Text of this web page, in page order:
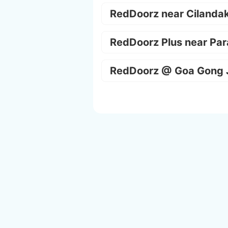
RedDoorz near
RedDoorz Plus near
RedDoorz @ Goa